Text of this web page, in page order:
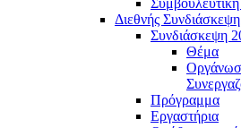
Διεθνής
Συνδιάσκεψη
Θέμα
Πρόγραμμα
Εργαστήρια